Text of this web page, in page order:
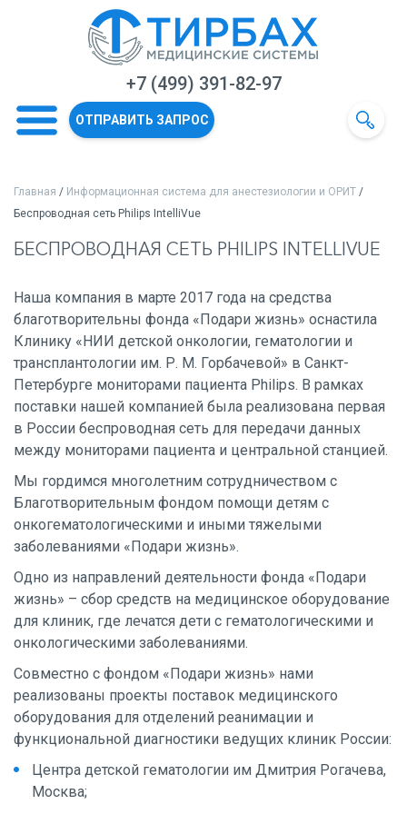
+7 (499) 391-82-97
ОТПРАВИТЬ ЗАПРОС
Главная / Информационная система для анестезиологии и ОРИТ /
Беспроводная сеть Philips IntelliVue
БЕСПРОВОДНАЯ СЕТЬ PHILIPS INTELLIVUE
Наша компания в марте 2017 года на средства
благотворительны фонда «Подари жизнь» оснастила
Клинику «НИИ детской онкологии, гематологии и
трансплантологии им. Р. М. Горбачевой» в Санкт-
Петербурге мониторами пациента Philips. В рамках
поставки нашей компанией была реализована первая
в России беспроводная сеть для передачи данных
между мониторами пациента и центральной станцией.
Мы гордимся многолетним сотрудничеством с
Благотворительным фондом помощи детям с
онкогематологическими и иными тяжелыми
заболеваниями «Подари жизнь».
Одно из направлений деятельности фонда «Подари
жизнь» – сбор средств на медицинское оборудование
для клиник, где лечатся дети с гематологическими и
онкологическими заболеваниями.
Совместно с фондом «Подари жизнь» нами
реализованы проекты поставок медицинского
оборудования для отделений реанимации и
функциональной диагностики ведущих клиник России:
Центра детской гематологии им Дмитрия Рогачева,
Москва;